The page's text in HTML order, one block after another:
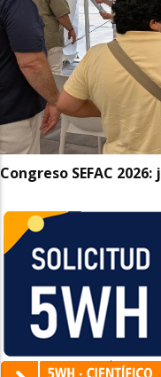
Congreso SEFAC